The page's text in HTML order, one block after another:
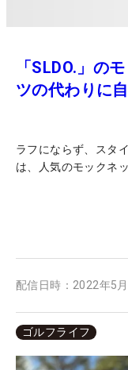
「SLDO.」の
ツの代わりに
ラフにならず、スタ
は、人気のモックネ
配信日時： 2022年5
ゴルフライフ